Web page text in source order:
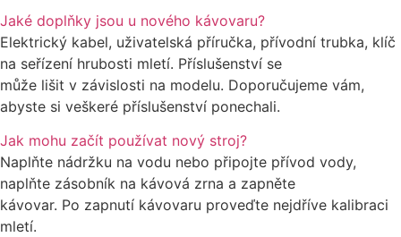
Jaké doplňky jsou u nového kávovaru?
Elektrický kabel, uživatelská příručka, přívodní trubka, klíč
na seřízení hrubosti mletí. Příslušenství se
může lišit v závislosti na modelu. Doporučujeme vám,
abyste si veškeré příslušenství ponechali.
Jak mohu začít používat nový stroj?
Naplňte nádržku na vodu nebo připojte přívod vody,
naplňte zásobník na kávová zrna a zapněte
kávovar. Po zapnutí kávovaru proveďte nejdříve kalibraci
mletí.